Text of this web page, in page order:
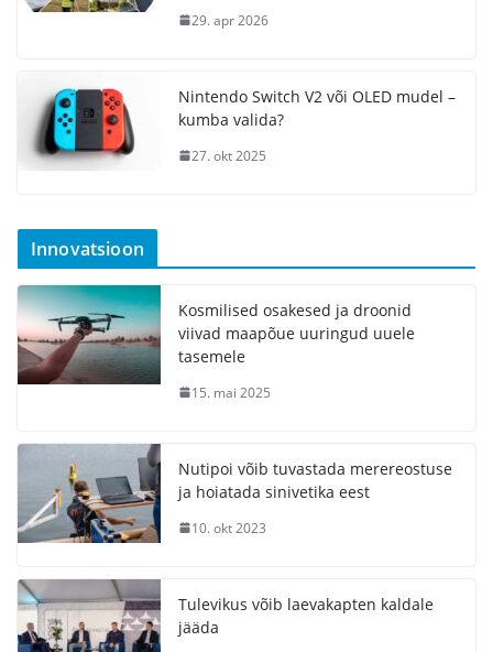
29. apr 2026
Nintendo Switch V2 või OLED mudel –
kumba valida?
27. okt 2025
Innovatsioon
Kosmilised osakesed ja droonid
viivad maapõue uuringud uuele
tasemele
15. mai 2025
Nutipoi võib tuvastada merereostuse
ja hoiatada sinivetika eest
10. okt 2023
Tulevikus võib laevakapten kaldale
jääda